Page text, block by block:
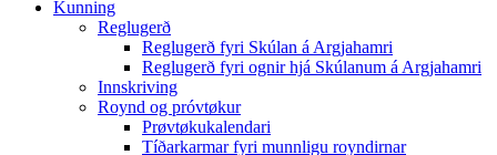
Kunning
Reglugerð
Reglugerð fyri Skúlan á Argjahamri
Reglugerð fyri ognir hjá Skúlanum á Argjahamri
Innskriving
Roynd og próvtøkur
Prøvtøkukalendari
Tíðarkarmar fyri munnligu royndirnar